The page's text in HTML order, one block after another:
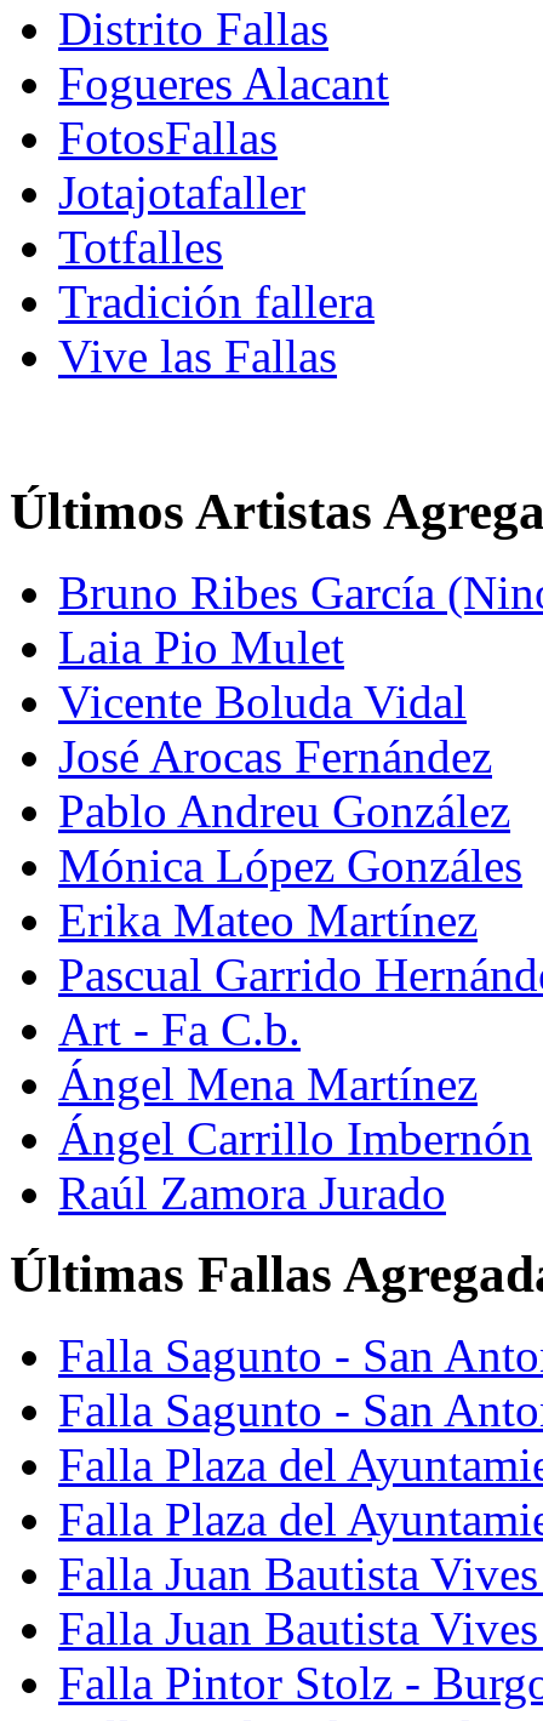
Distrito Fallas
Fogueres Alacant
FotosFallas
Jotajotafaller
Totfalles
Tradición fallera
Vive las Fallas
Últimos Artistas
Bruno Ribes García
Laia Pio Mulet
Vicente Boluda Vidal
José Arocas Fernández
Pablo Andreu González
Mónica López Gonzáles
Erika Mateo Martínez
Pascual Garrido
Art - Fa C.b.
Ángel Mena Martínez
Ángel Carrillo Imbernón
Raúl Zamora Jurado
Últimas Fallas
Falla Sagunto - San
Falla Sagunto - San
Falla Plaza del
Falla Plaza del
Falla Juan Bautista
Falla Juan Bautista
Falla Pintor Stolz -